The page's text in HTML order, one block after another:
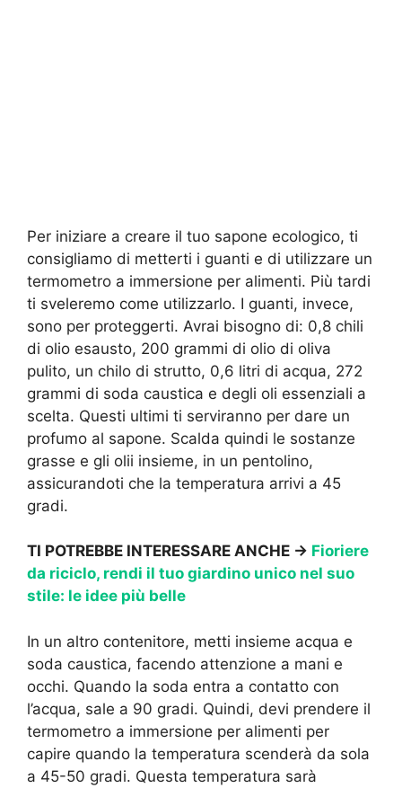
Per iniziare a creare il tuo sapone ecologico, ti
consigliamo di metterti i guanti e di utilizzare un
termometro a immersione per alimenti. Più tardi
ti sveleremo come utilizzarlo. I guanti, invece,
sono per proteggerti. Avrai bisogno di: 0,8 chili
di olio esausto, 200 grammi di olio di oliva
pulito, un chilo di strutto, 0,6 litri di acqua, 272
grammi di soda caustica e degli oli essenziali a
scelta. Questi ultimi ti serviranno per dare un
profumo al sapone. Scalda quindi le sostanze
grasse e gli olii insieme, in un pentolino,
assicurandoti che la temperatura arrivi a 45
gradi.
TI POTREBBE INTERESSARE ANCHE -> Fioriere
da riciclo, rendi il tuo giardino unico nel suo
stile: le idee più belle
In un altro contenitore, metti insieme acqua e
soda caustica, facendo attenzione a mani e
occhi. Quando la soda entra a contatto con
l’acqua, sale a 90 gradi. Quindi, devi prendere il
termometro a immersione per alimenti per
capire quando la temperatura scenderà da sola
a 45-50 gradi. Questa temperatura sarà